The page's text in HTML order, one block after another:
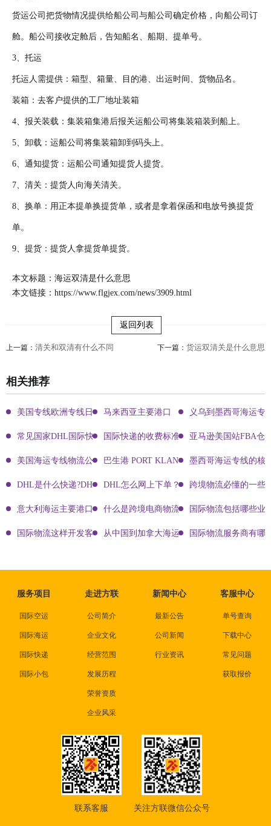
货运公司把货物情况提供给船公司与船公司确定价格，向船公司订
舱。船公司接收定舱后，告知船名、船期、提单号。
3、托运
托运人需提供：箱型、箱量、目的港、出运时间、货物品名。
装箱：去客户提供的工厂地址装箱
4、报关装载：集装箱集港后报关运船公司将集装箱装到船上。
5、卸载：运船公司将集装箱卸到码头上。
6、通知提货：运船公司通知提货人提货。
7、清关：提货人向海关清关。
8、换单：用正本提单换提货单，或者是拿着保函和电放号换提货
单。
9、提货：提货人拿提货单提货。
本文标题：海运双清是什么意思
本文链接： https://www.flgjex.com/news/3909.html
返回列表
上一篇： 清关和双清有什么不同 下一篇： 货运双清关是什么意思
相关推荐
美国专线欧洲专线日本专线区别马来西亚主要港口 义乌到墨西哥海运专
常见国家DHL国际快递客服热线国际快递的收费标准!四大国际快递的尺寸重
亚马逊美国站FBA仓
美国海运专线物流公司有哪些?巴生港 PORT KLANG 墨西哥海运专线的核
DHL是什么快递?DHL国际快递介绍DHL怎么网上下单？DHL快递寄件有哪些方
跨境物流必懂的一些
意大利海运主要港口有哪些什么是跨境电商物流? 国际物流包括哪些业
国际物流这样开发客户会让你成为销冠从中国到加拿大海运要多久能到达？
国际物流服务商有哪
服务项目
国际空运
国际海运
国际快递
国际小包
走进方联
公司简介
企业文化
经营范围
发展历程
荣誉资质
企业风采
新闻中心
最新公告
公司新闻
行业资讯
客服中心
单号查询
下载中心
常见问题
获取报价
联系客服 关注方联微信公众号